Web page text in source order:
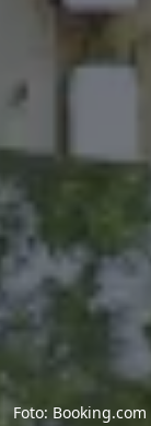
Foto: Booking.com